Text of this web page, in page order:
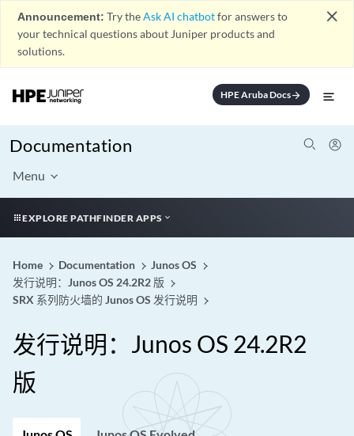
Announcement: Try theAsk AI chatbotfor answers to
your technical questions about Juniper products and
solutions.
close
HPE Aruba Docsarrow_forward
Documentation
Menu
EXPLORE PATHFINDER APPS
Home Documentation
Junos OS
发行说明：Junos OS 24.2R2 版
SRX 系列防火墙的 Junos OS 发行说明
发行说明：Junos OS 24.2R2
版